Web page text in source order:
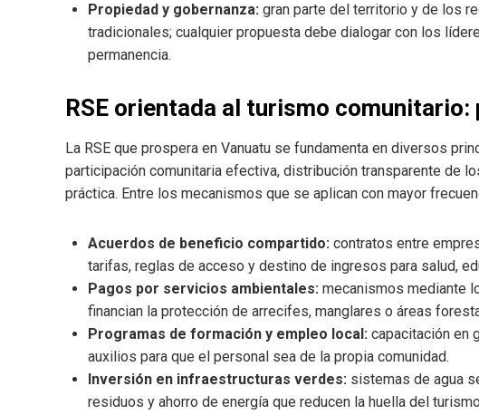
Propiedad y gobernanza: gran parte del territorio y de los
tradicionales; cualquier propuesta debe dialogar con los
permanencia.
RSE orientada al turismo
La RSE que prospera en Vanuatu se fundamenta en diversos
participación comunitaria efectiva, distribución transparente de
práctica. Entre los mecanismos que se aplican con mayor
Acuerdos de beneficio compartido: contratos entre
tarifas, reglas de acceso y destino de ingresos para salud,
Pagos por servicios ambientales: mecanismos mediante
financian la protección de arrecifes, manglares o áreas
Programas de formación y empleo local: capacitación en
auxilios para que el personal sea de la propia comunidad.
Inversión en infraestructuras verdes: sistemas de agua
residuos y ahorro de energía que reducen la huella del